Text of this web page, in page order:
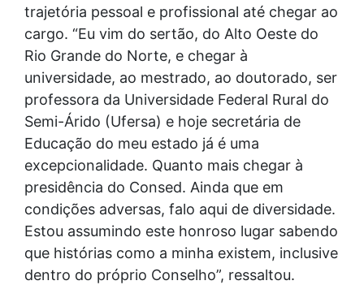
trajetória pessoal e profissional até chegar ao
cargo. “Eu vim do sertão, do Alto Oeste do
Rio Grande do Norte, e chegar à
universidade, ao mestrado, ao doutorado, ser
professora da Universidade Federal Rural do
Semi-Árido (Ufersa) e hoje secretária de
Educação do meu estado já é uma
excepcionalidade. Quanto mais chegar à
presidência do Consed. Ainda que em
condições adversas, falo aqui de diversidade.
Estou assumindo este honroso lugar sabendo
que histórias como a minha existem, inclusive
dentro do próprio Conselho”, ressaltou.